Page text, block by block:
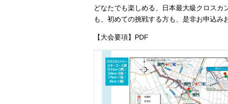
どなたでも楽しめる、日本最大級クロス
も、初めての挑戦する方も、是非お申込み
【大会要項】PDF